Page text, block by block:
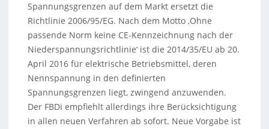
Spannungsgrenzen auf dem Markt ersetzt die
Richtlinie 2006/95/EG. Nach dem Motto ‚Ohne
passende Norm keine CE-Kennzeichnung nach der
Niederspannungsrichtlinie‘ ist die 2014/35/EU ab 20.
April 2016 für elektrische Betriebsmittel, deren
Nennspannung in den definierten
Spannungsgrenzen liegt, zwingend anzuwenden.
Der FBDi empfiehlt allerdings ihre Berücksichtigung
in allen neuen Verfahren ab sofort. Neue Vorgabe ist